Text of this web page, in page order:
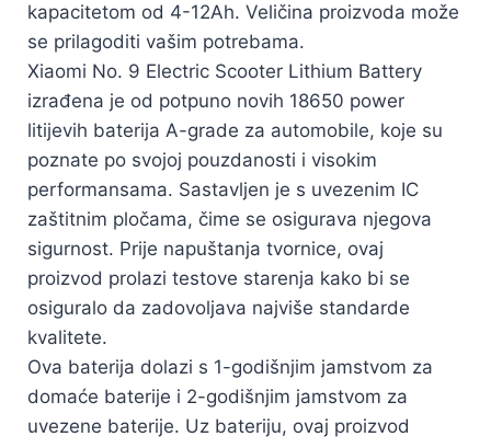
kapacitetom od 4-12Ah. Veličina proizvoda može
se prilagoditi vašim potrebama.
Xiaomi No. 9 Electric Scooter Lithium Battery
izrađena je od potpuno novih 18650 power
litijevih baterija A-grade za automobile, koje su
poznate po svojoj pouzdanosti i visokim
performansama. Sastavljen je s uvezenim IC
zaštitnim pločama, čime se osigurava njegova
sigurnost. Prije napuštanja tvornice, ovaj
proizvod prolazi testove starenja kako bi se
osiguralo da zadovoljava najviše standarde
kvalitete.
Ova baterija dolazi s 1-godišnjim jamstvom za
domaće baterije i 2-godišnjim jamstvom za
uvezene baterije. Uz bateriju, ovaj proizvod